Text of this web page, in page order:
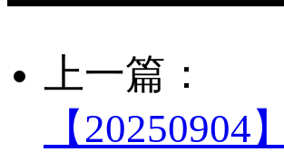
上一篇：
【20250904